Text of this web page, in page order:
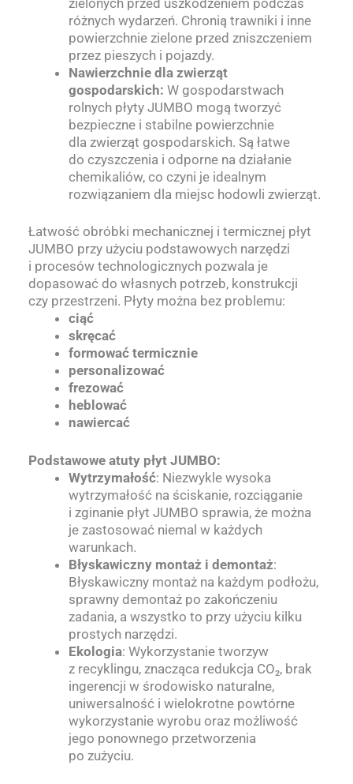
różnych wydarzeń. Chronią trawniki i inne
powierzchnie zielone przed zniszczeniem
przez pieszych i pojazdy.
Nawierzchnie dla zwierząt
gospodarskich: W gospodarstwach
rolnych płyty JUMBO mogą tworzyć
bezpieczne i stabilne powierzchnie
dla zwierząt gospodarskich. Są łatwe
do czyszczenia i odporne na działanie
chemikaliów, co czyni je idealnym
rozwiązaniem dla miejsc hodowli zwierząt.
Łatwość obróbki mechanicznej i termicznej płyt
JUMBO przy użyciu podstawowych narzędzi
i procesów technologicznych pozwala je
dopasować do własnych potrzeb, konstrukcji
czy przestrzeni. Płyty można bez problemu:
ciąć
skręcać
formować termicznie
personalizować
frezować
heblować
nawiercać
Podstawowe atuty płyt JUMBO:
Wytrzymałość: Niezwykle wysoka
wytrzymałość na ściskanie, rozciąganie
i zginanie płyt JUMBO sprawia, że można
je zastosować niemal w każdych
warunkach.
Błyskawiczny montaż i demontaż:
Błyskawiczny montaż na każdym podłożu,
sprawny demontaż po zakończeniu
zadania, a wszystko to przy użyciu kilku
prostych narzędzi.
Ekologia: Wykorzystanie tworzyw
z recyklingu, znacząca redukcja CO₂, brak
ingerencji w środowisko naturalne,
uniwersalność i wielokrotne powtórne
wykorzystanie wyrobu oraz możliwość
jego ponownego przetworzenia
po zużyciu.